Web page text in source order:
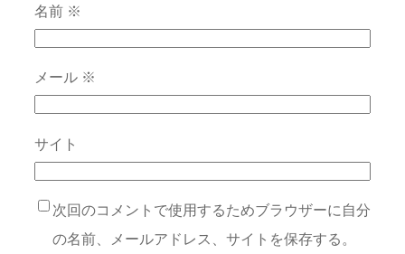
名前 ※
メール ※
サイト
次回のコメントで使用するためブラウザーに自分
の名前、メールアドレス、サイトを保存する。